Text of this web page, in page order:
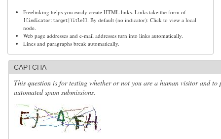
Freelinking helps you easily create HTML links. Links take the form of
[[indicator:target|Title]]
. By default (no indicator): Click to view a local
node.
Web page addresses and e-mail addresses turn into links automatically.
Lines and paragraphs break automatically.
CAPTCHA
This question is for testing whether or not you are a human visitor and to
automated spam submissions.